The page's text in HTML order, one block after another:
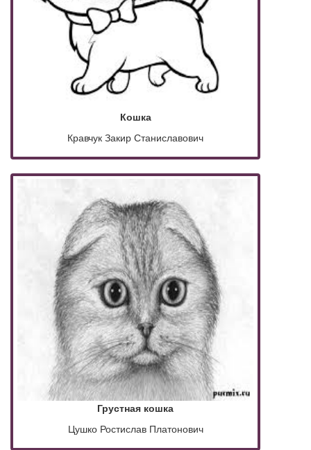
Кошка
Кравчук Закир Станиславович
Грустная кошка
Цушко Ростислав Платонович